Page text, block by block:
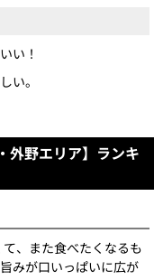
い！
い。
外野エリア】ランキ
、また食べたくなるも
みが口いっぱいに広が